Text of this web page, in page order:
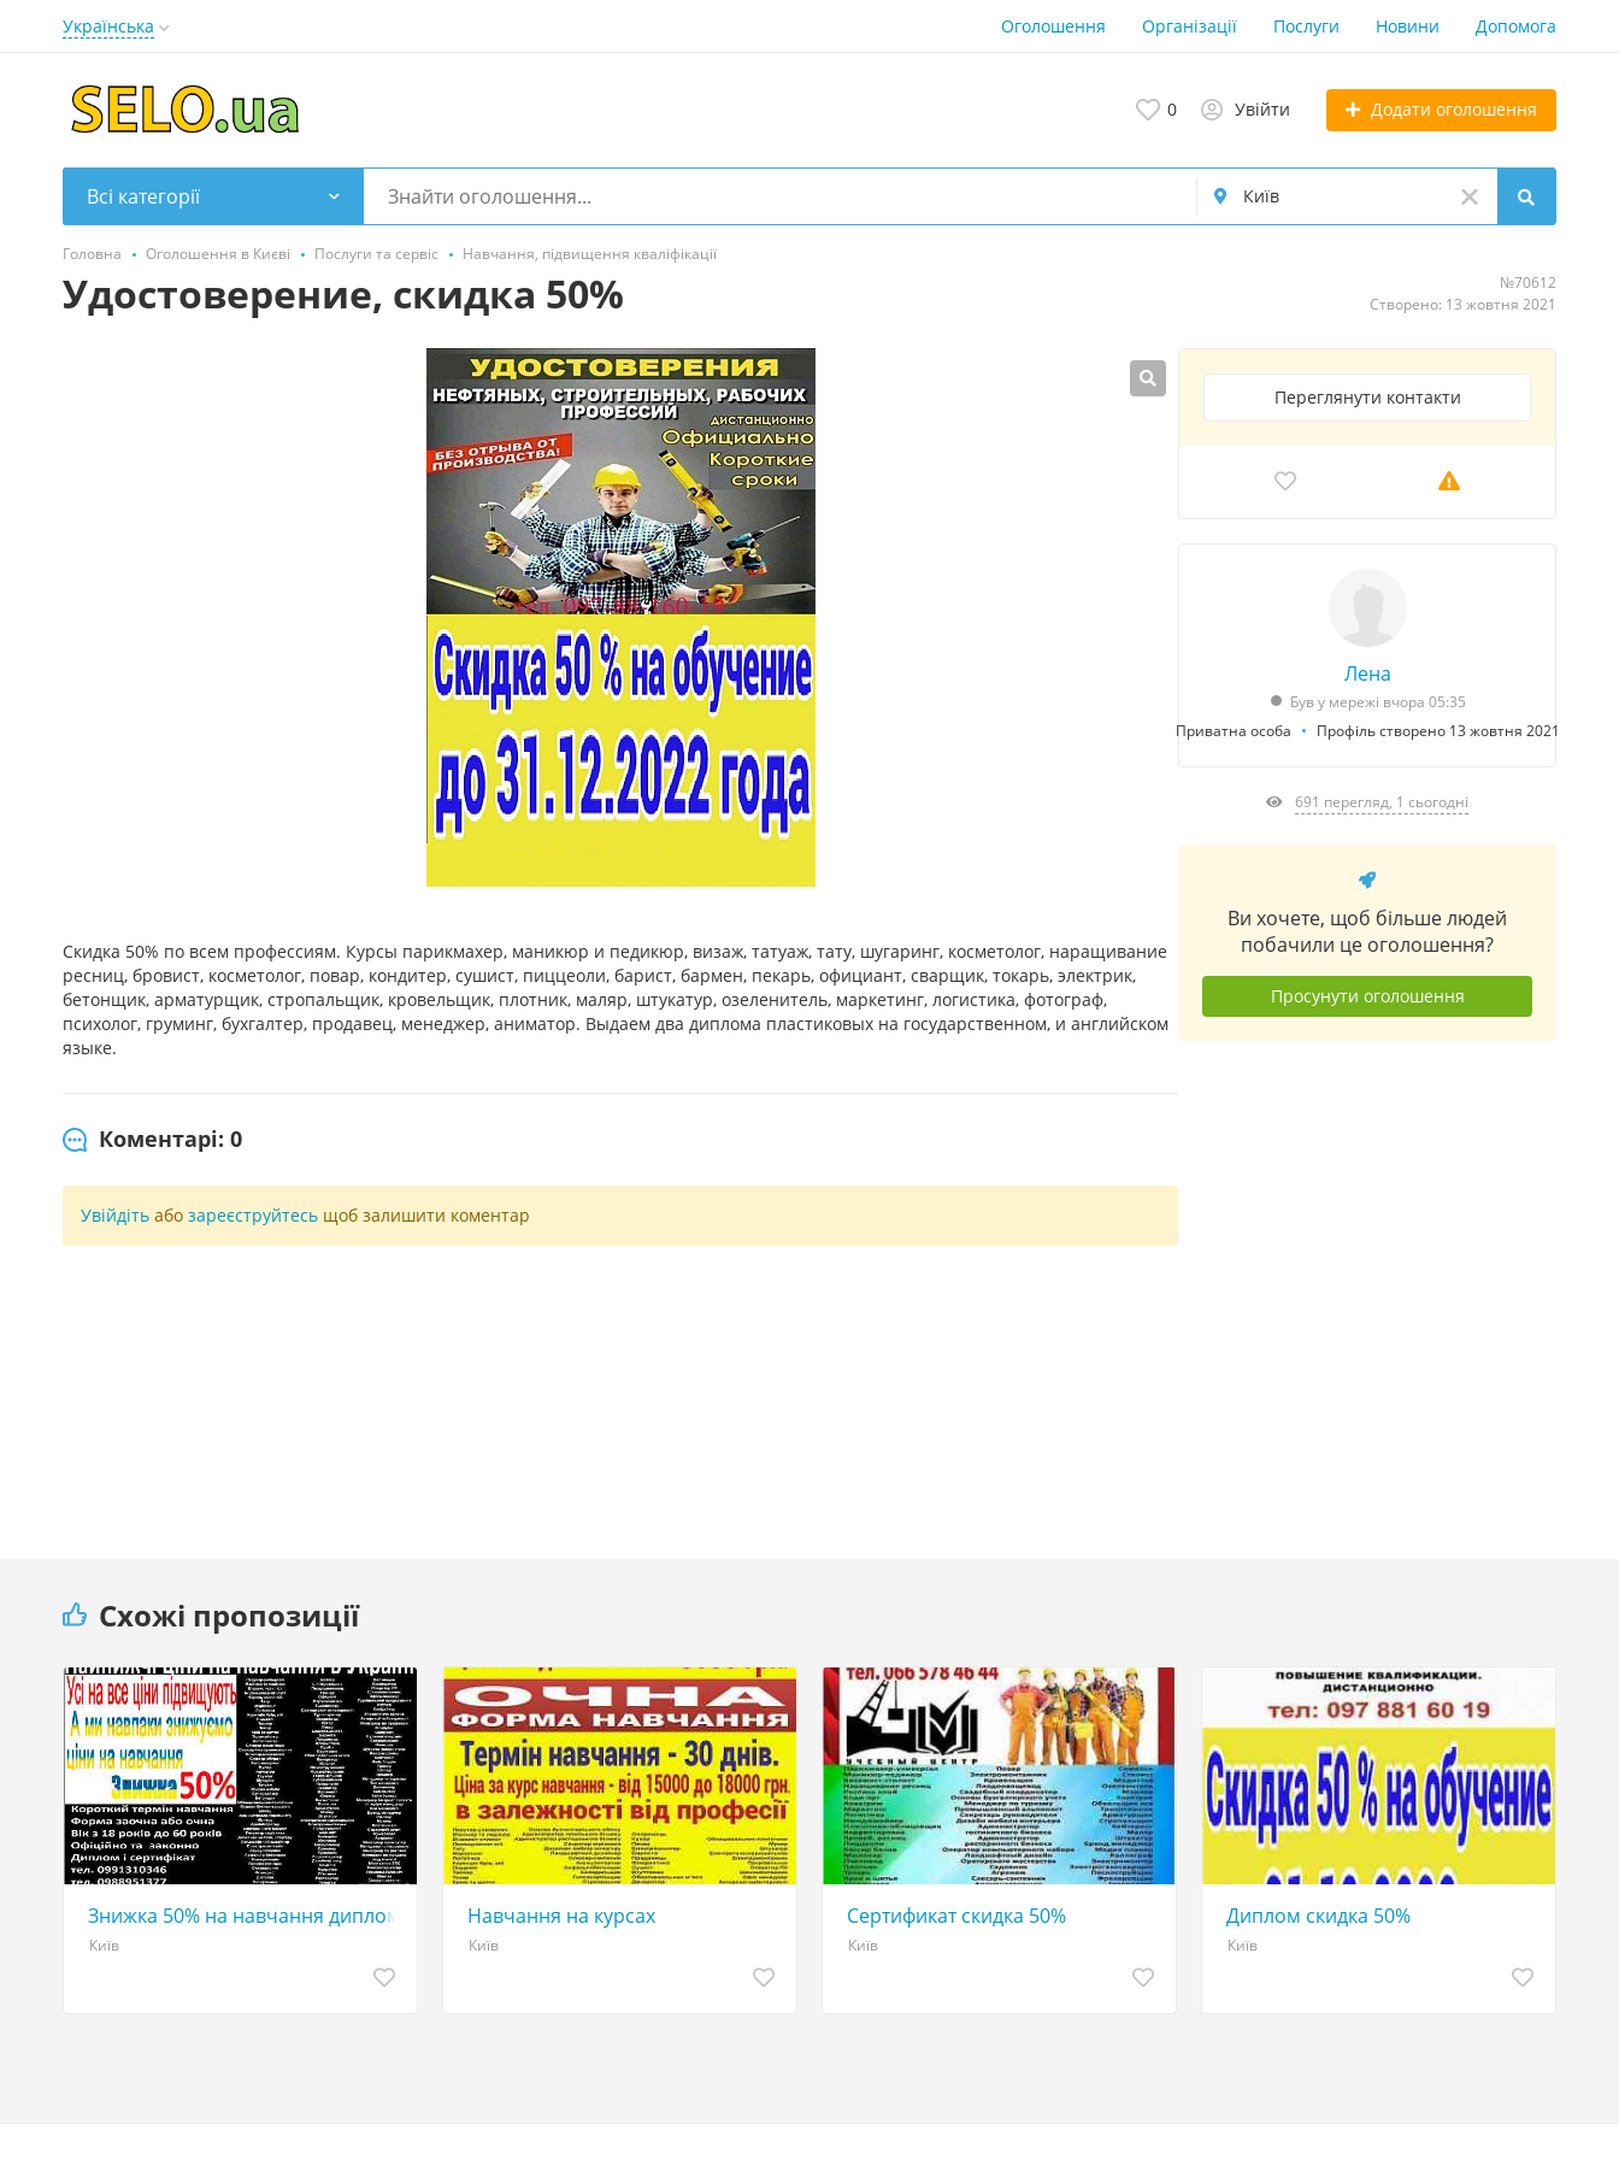
Українська Оголошення Організації Послуги Новини Допомога
0 Увійти Додати оголошення
Всі категорії
Головна Оголошення в Києві Послуги та сервіс Навчання, підвищення кваліфікації
Удостоверение, скидка 50%
№70612
Створено: 13 жовтня 2021
Скидка 50% по всем профессиям. Курсы парикмахер, маникюр и педикюр, визаж, татуаж, тату, шугаринг, косметолог, наращивание
ресниц, бровист, косметолог, повар, кондитер, сушист, пиццеоли, барист, бармен, пекарь, официант, сварщик, токарь, электрик,
бетонщик, арматурщик, стропальщик, кровельщик, плотник, маляр, штукатур, озеленитель, маркетинг, логистика, фотограф,
психолог, груминг, бухгалтер, продавец, менеджер, аниматор. Выдаем два диплома пластиковых на государственном, и английском
языке.
Коментарі: 0
Увійдіть або зареєструйтесь щоб залишити коментар
Переглянути контакти
Лена
Був у мережі вчора 05:35
Приватна особа
Профіль створено 13 жовтня 2021
691 перегляд, 1 сьогодні
Ви хочете, щоб більше людей
побачили це оголошення?
Просунути оголошення
Схожі пропозиції
Знижка 50% на навчання диплом і сертифікат
Київ
Навчання на курсах
Київ
Сертификат скидка 50%
Київ
Диплом скидка 50%
Київ